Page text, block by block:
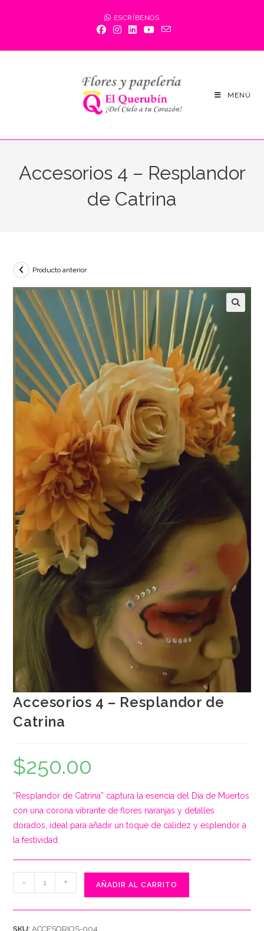
ESCRÍBENOS
MENÚ
Accesorios 4 – Resplandor
de Catrina
Producto anterior
Accesorios 4 – Resplandor de
Catrina
$250.00
“Resplandor de Catrina” captura la esencia del Día de Muertos
con una corona vibrante de flores naranjas y detalles
dorados, ideal para añadir un toque de calidez y esplendor a
la festividad.
4
-
- + AÑADIR AL CARRITO
SKU:ACCESORIOS-004